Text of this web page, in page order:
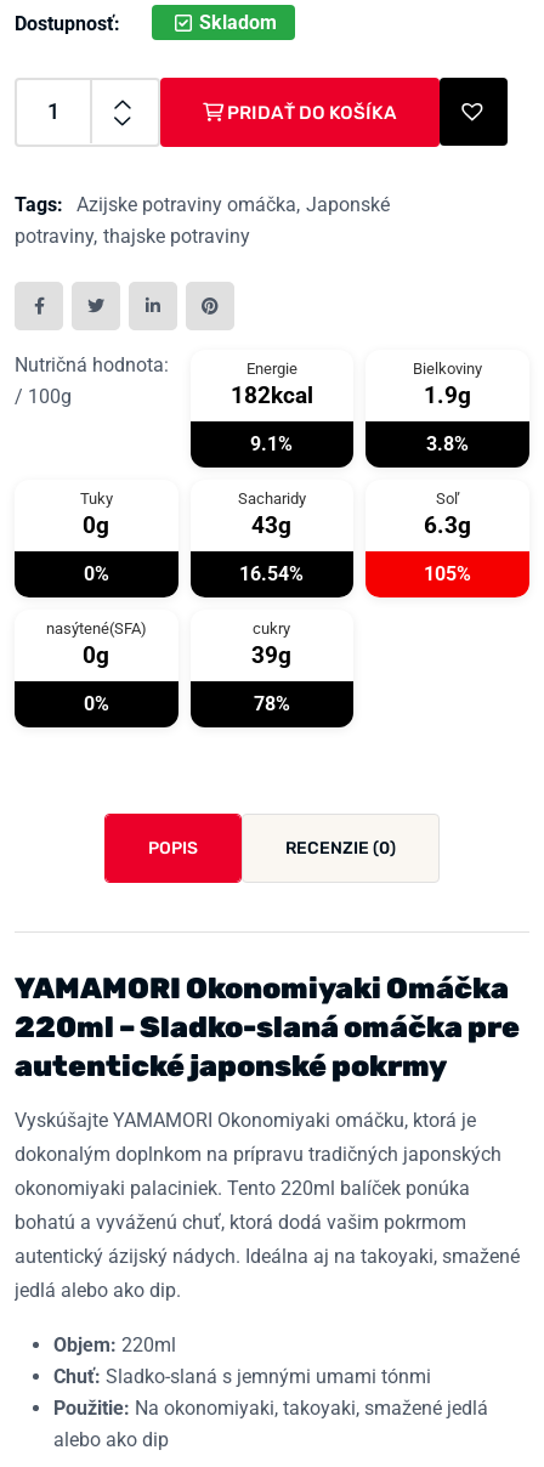
Dostupnosť: Skladom
PRIDAŤ DO KOŠÍKA
Tags: Azijske potraviny omáčka Japonské
potraviny thajske potraviny
Nutričná hodnota:
/ 100g
Energie
182kcal
9.1%
Bielkoviny
1.9g
3.8%
Tuky
0g
0%
Sacharidy
43g
16.54%
Soľ
6.3g
105%
nasýtené(SFA)
0g
0%
cukry
39g
78%
POPIS RECENZIE (0)
YAMAMORI Okonomiyaki Omáčka
220ml – Sladko-slaná omáčka pre
autentické japonské pokrmy
Vyskúšajte YAMAMORI Okonomiyaki omáčku, ktorá je
dokonalým doplnkom na prípravu tradičných japonských
okonomiyaki palaciniek. Tento 220ml balíček ponúka
bohatú a vyváženú chuť, ktorá dodá vašim pokrmom
autentický ázijský nádych. Ideálna aj na takoyaki, smažené
jedlá alebo ako dip.
Objem: 220ml
Chuť: Sladko-slaná s jemnými umami tónmi
Použitie: Na okonomiyaki, takoyaki, smažené jedlá
alebo ako dip